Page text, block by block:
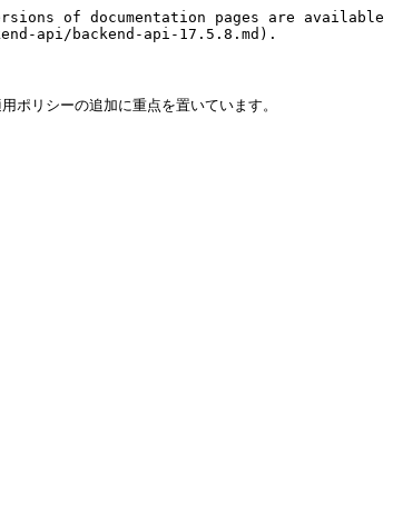
of documentation pages are available
api/backend-api-17.5.8.md).
リシーの追加に重点を置いています。